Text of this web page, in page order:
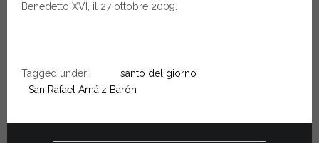
Benedetto XVI, il 27 ottobre 2009.
Tagged under:
santo del giorno
San Rafael Arnáiz Barón